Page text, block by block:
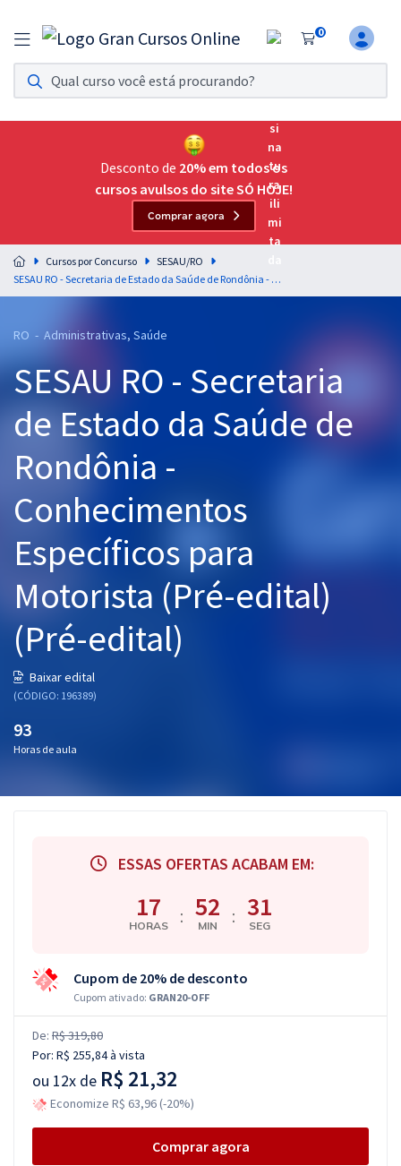
0
Assinatura Ilimitada 11
Acesso a todos os cursos. Teste grátis por 7 dias!
Assinatura OAB Até Passar
Acesso ilimitado a toda preparação para o Exame da
Residências Multiprofissionais
Preparação completa e intensiva para as principais
residências em saúde do Brasil
Cursos 20% OFF
Pós
Graduação
OAB
Questões grátis
Conteúdo gratuito
Blog
Aprovados
Desconto de 20% em todos os
cursos avulsos do site SÓ HOJE!
Comprar agora
Cursos por Concurso
SESAU/RO
SESAU RO - Secretaria de Estado da Saúde de Rondônia - Conhecimentos Específicos para Motorista (Pré-edital) (Pré-edital)
RO - Administrativas, Saúde
SESAU RO - Secretaria
de Estado da Saúde de
Rondônia -
Conhecimentos
Específicos para
Motorista (Pré-edital)
(Pré-edital)
Baixar edital
(CÓDIGO: 196389)
93
Horas de aula
ESSAS OFERTAS ACABAM EM:
17
HORAS : 52
MIN : 30
SEG
Cupom de 20% de desconto
Cupom ativado: GRAN20-OFF
De: R$ 319,80
Por: R$ 255,84à vista
ou 12x de R$ 21,32
Economize R$ 63,96 (-20%)
Comprar agora